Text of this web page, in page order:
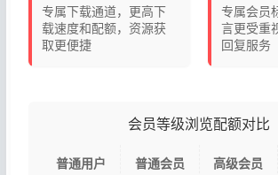
专属下载通道，更高下
载速度和配额，资源获
取更便捷
专属会员
言更受重
回复服务
会员等级浏览配额对比
普通用户 普通会员 高级会员